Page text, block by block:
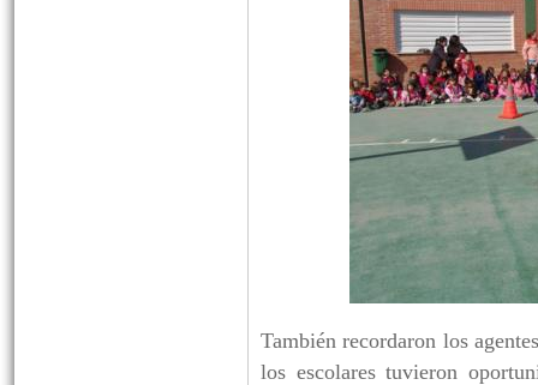
También recordaron los
los escolares tuvieron